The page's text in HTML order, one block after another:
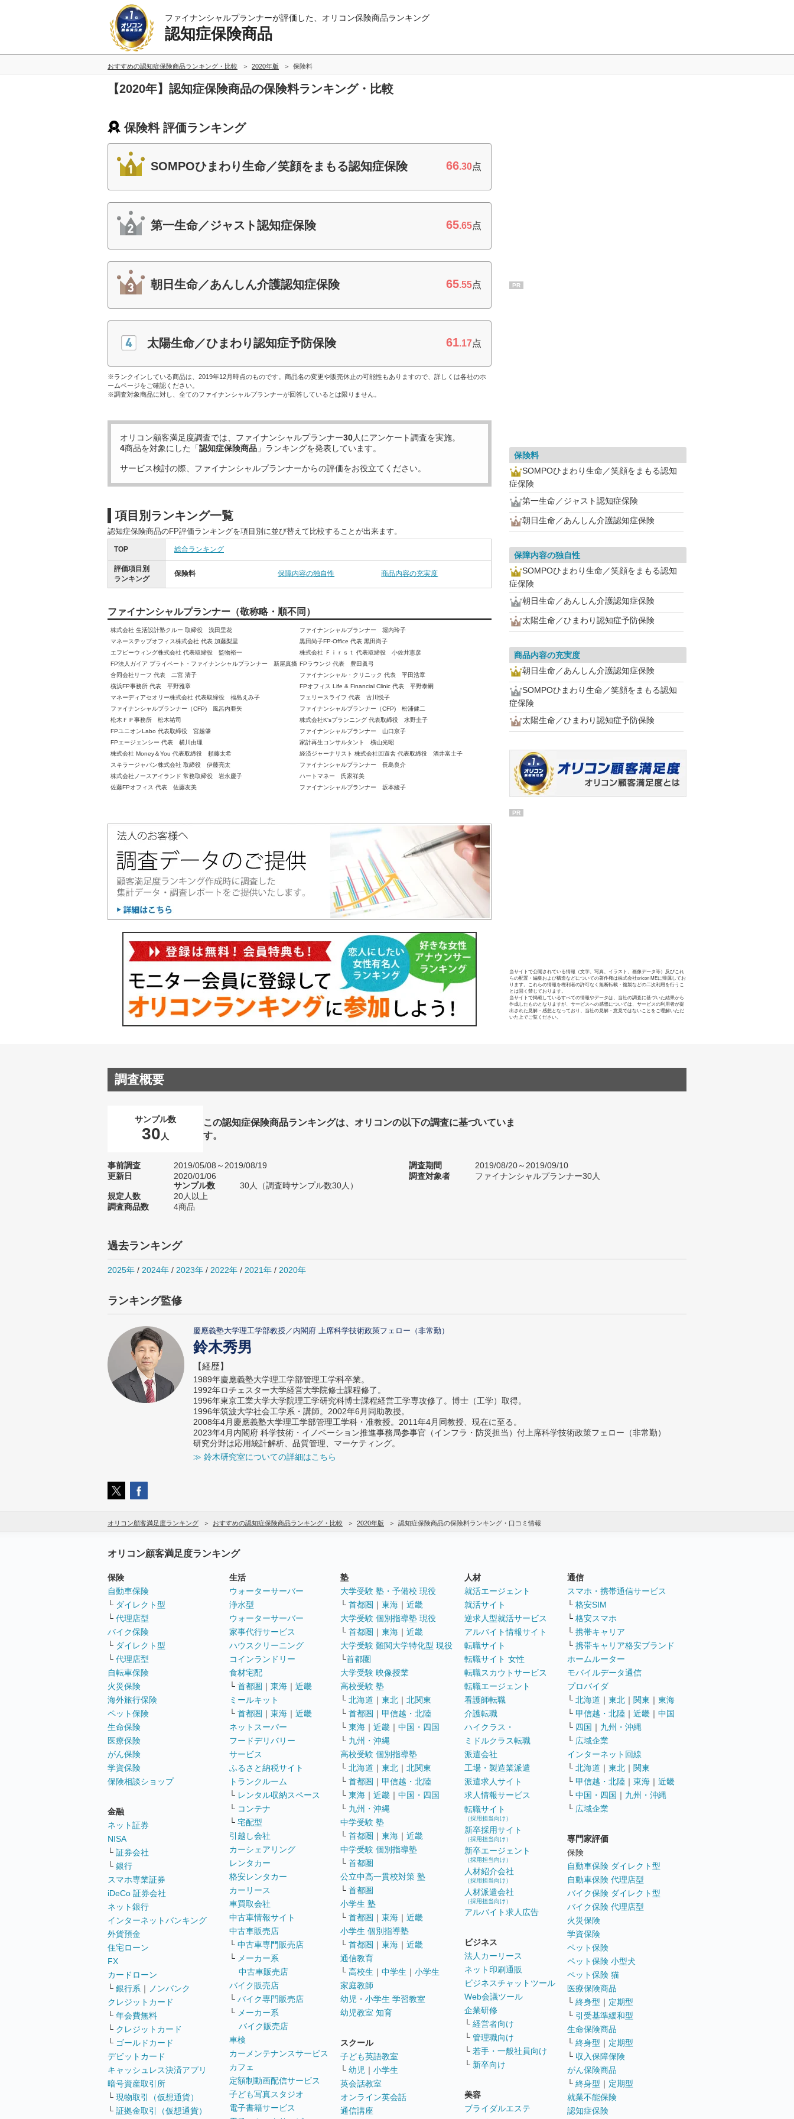
ファイナンシャルプランナーが評価した、オリコン保険商品ランキング
認知症保険商品
おすすめの認知症保険商品ランキング・比較 2020年版 保険料
【2020年】認知症保険商品の保険料ランキング・比較
保険料 評価ランキング
SOMPOひまわり生命／笑顔をまもる認知症保険 66.30点
第一生命／ジャスト認知症保険 65.65点
朝日生命／あんしん介護認知症保険 65.55点
太陽生命／ひまわり認知症予防保険 61.17点
※ランクインしている商品は、2019年12月時点のものです。商品名の変更や販売休止の可能性もありますので、詳しくは各社のホ
ームページをご確認ください。
※調査対象商品に対し、全てのファイナンシャルプランナーが回答しているとは限りません。
オリコン顧客満足度調査では、ファイナンシャルプランナー30人にアンケート調査を実施。
4商品を対象にした「認知症保険商品 」ランキングを発表しています。
サービス検討の際、ファイナンシャルプランナーからの評価をお役立てください。
項目別ランキング一覧
認知症保険商品のFP評価ランキングを項目別に並び替えて比較することが出来ます。
TOP 総合ランキング
評価項目別
ランキング
保険料 保障内容の独自性 商品内容の充実度
ファイナンシャルプランナー（敬称略・順不同）
株式会社 生活設計塾クルー 取締役 浅田里花
ファイナンシャルプランナー 堀内玲子
マネーステップオフィス株式会社 代表 加藤梨里
黒田尚子FP-Office 代表 黒田尚子
エフピーウィング株式会社 代表取締役 監物裕一
株式会社 Ｆｉｒｓｔ 代表取締役 小佐井憲彦
FP法人ガイア プライベート・ファイナンシャルプランナー 新屋真摘 FPラウンジ 代表 豊田眞弓
合同会社リーフ 代表 二宮 清子
ファイナンシャル・クリニック 代表 平田浩章
横浜FP事務所 代表 平野雅章
FPオフィス Life & Financial Clinic 代表 平野泰嗣
マネーディアセオリー株式会社 代表取締役 福島えみ子
フェリースライフ 代表 古川悦子
ファイナンシャルプランナー（CFP) 風呂内亜矢
ファイナンシャルプランナー（CFP) 松浦健二
松木ＦＰ事務所 松木祐司
株式会社K'sプランニング 代表取締役 水野圭子
FPユニオンLabo 代表取締役 宮越肇
ファイナンシャルプランナー 山口京子
FPエージェンシー 代表 横川由理
家計再生コンサルタント 横山光昭
株式会社 Money＆You 代表取締役 頼藤太希
経済ジャーナリスト 株式会社回遊舎 代表取締役 酒井富士子
スキラージャパン株式会社 取締役 伊藤亮太
ファイナンシャルプランナー 長島良介
株式会社ノースアイランド 常務取締役 岩永慶子
ハートマネー 氏家祥美
佐藤FPオフィス 代表 佐藤友美
ファイナンシャルプランナー 坂本綾子
PR
保険料
SOMPOひまわり生命／笑顔をまもる認知
症保険
第一生命／ジャスト認知症保険
朝日生命／あんしん介護認知症保険
保障内容の独自性
SOMPOひまわり生命／笑顔をまもる認知
症保険
朝日生命／あんしん介護認知症保険
太陽生命／ひまわり認知症予防保険
商品内容の充実度
朝日生命／あんしん介護認知症保険
SOMPOひまわり生命／笑顔をまもる認知
症保険
太陽生命／ひまわり認知症予防保険
PR
当サイトで公開されている情報（文字、写真、イラスト、画像データ等）及びこれ
らの配置・編集および構造などについての著作権は株式会社oricon MEに帰属してお
ります。これらの情報を権利者の許可なく無断転載・複製などの二次利用を行うこ
とは固く禁じております。
当サイトで掲載しているすべての情報やデータは、当社の調査に基づいた結果から
作成したものとなりますが、サービスへの感想については、サービスの利用者が提
出された見解・感想となっており、当社の見解・意見ではないことをご理解いただ
いた上でご覧ください。
調査概要
サンプル数
30 人
この認知症保険商品ランキングは、オリコンの以下の調査に基づいていま
す。
事前調査
2019/05/08～2019/08/19
更新日
2020/01/06
サンプル数
30人（調査時サンプル数30人）
規定人数
20人以上
調査商品数
4商品
調査期間
2019/08/20～2019/09/10
調査対象者
ファイナンシャルプランナー30人
過去ランキング
2025年 / 2024年 / 2023年 / 2022年 / 2021年 / 2020年
ランキング監修
慶應義塾大学理工学部教授／内閣府 上席科学技術政策フェロー（非常勤）
鈴木秀男
【経歴】
1989年慶應義塾大学理工学部管理工学科卒業。
1992年ロチェスター大学経営大学院修士課程修了。
1996年東京工業大学大学院理工学研究科博士課程経営工学専攻修了。博士（工学）取得。
1996年筑波大学社会工学系・講師。2002年6月同助教授。
2008年4月慶應義塾大学理工学部管理工学科・准教授。2011年4月同教授、現在に至る。
2023年4月内閣府 科学技術・イノベーション推進事務局参事官（インフラ・防災担当）付上席科学技術政策フェロー（非常勤）
研究分野は応用統計解析、品質管理、マーケティング。
≫ 鈴木研究室についての詳細はこちら
オリコン顧客満足度ランキング おすすめの認知症保険商品ランキング・比較 2020年版 認知症保険商品の保険料ランキング・口コミ情報
オリコン顧客満足度ランキング
保険
自動車保険
└ ダイレクト型
└ 代理店型
バイク保険
└ ダイレクト型
└ 代理店型
自転車保険
火災保険
海外旅行保険
ペット保険
生命保険
医療保険
がん保険
学資保険
保険相談ショップ
金融
ネット証券
NISA
└ 証券会社
└ 銀行
スマホ専業証券
iDeCo 証券会社
ネット銀行
インターネットバンキング
外貨預金
住宅ローン
FX
カードローン
└ 銀行系 ｜ ノンバンク
クレジットカード
└ 年会費無料
└ クレジットカード
└ ゴールドカード
デビットカード
キャッシュレス決済アプリ
暗号資産取引所
└ 現物取引（仮想通貨）
└ 証拠金取引（仮想通貨）
生活
ウォーターサーバー
浄水型
ウォーターサーバー
家事代行サービス
ハウスクリーニング
コインランドリー
食材宅配
└ 首都圏 ｜ 東海 ｜ 近畿
ミールキット
└ 首都圏 ｜ 東海 ｜ 近畿
ネットスーパー
フードデリバリー
サービス
ふるさと納税サイト
トランクルーム
└ レンタル収納スペース
└ コンテナ
└ 宅配型
引越し会社
カーシェアリング
レンタカー
格安レンタカー
カーリース
車買取会社
中古車情報サイト
中古車販売店
└ 中古車専門販売店
└ メーカー系
中古車販売店
バイク販売店
└ バイク専門販売店
└ メーカー系
バイク販売店
車検
カーメンテナンスサービス
カフェ
定額制動画配信サービス
子ども写真スタジオ
電子書籍サービス
塾
大学受験 塾・予備校 現役
└ 首都圏 ｜ 東海 ｜ 近畿
大学受験 個別指導塾 現役
└ 首都圏 ｜ 東海 ｜ 近畿
大学受験 難関大学特化型 現役
└首都圏
大学受験 映像授業
高校受験 塾
└ 北海道 ｜ 東北 ｜ 北関東
└ 首都圏 ｜ 甲信越・北陸
└ 東海 ｜ 近畿 ｜ 中国・四国
└ 九州・沖縄
高校受験 個別指導塾
└ 北海道 ｜ 東北 ｜ 北関東
└ 首都圏 ｜ 甲信越・北陸
└ 東海 ｜ 近畿 ｜ 中国・四国
└ 九州・沖縄
中学受験 塾
└ 首都圏 ｜ 東海 ｜ 近畿
中学受験 個別指導塾
└ 首都圏
公立中高一貫校対策 塾
└ 首都圏
小学生 塾
└ 首都圏 ｜ 東海 ｜ 近畿
小学生 個別指導塾
└ 首都圏 ｜ 東海 ｜ 近畿
通信教育
└ 高校生 ｜ 中学生 ｜ 小学生
家庭教師
幼児・小学生 学習教室
幼児教室 知育
スクール
子ども英語教室
└ 幼児 ｜ 小学生
英会話教室
オンライン英会話
通信講座
人材
就活エージェント
就活サイト
逆求人型就活サービス
アルバイト情報サイト
転職サイト
転職サイト 女性
転職スカウトサービス
転職エージェント
看護師転職
介護転職
ハイクラス・
ミドルクラス転職
派遣会社
工場・製造業派遣
派遣求人サイト
求人情報サービス
転職サイト
（採用担当向け）
新卒採用サイト
（採用担当向け）
新卒エージェント
（採用担当向け）
人材紹介会社
（採用担当向け）
人材派遣会社
（採用担当向け）
アルバイト求人広告
ビジネス
法人カーリース
ネット印刷通販
ビジネスチャットツール
Web会議ツール
企業研修
└ 経営者向け
└ 管理職向け
└ 若手・一般社員向け
└ 新卒向け
美容
ブライダルエステ
通信
スマホ・携帯通信サービス
└ 格安SIM
└ 格安スマホ
└ 携帯キャリア
└ 携帯キャリア格安ブランド
ホームルーター
モバイルデータ通信
プロバイダ
└ 北海道 ｜ 東北 ｜ 関東 ｜ 東海
└ 甲信越・北陸 ｜ 近畿 ｜ 中国
└ 四国 ｜ 九州・沖縄
└ 広域企業
インターネット回線
└ 北海道 ｜ 東北 ｜ 関東
└ 甲信越・北陸 ｜ 東海 ｜ 近畿
└ 中国・四国 ｜ 九州・沖縄
└ 広域企業
専門家評価
保険
自動車保険 ダイレクト型
自動車保険 代理店型
バイク保険 ダイレクト型
バイク保険 代理店型
火災保険
学資保険
ペット保険
ペット保険 小型犬
ペット保険 猫
医療保険商品
└ 終身型 ｜ 定期型
└ 引受基準緩和型
生命保険商品
└ 終身型 ｜ 定期型
└ 収入保障保険
がん保険商品
└ 終身型 ｜ 定期型
就業不能保険
認知症保険